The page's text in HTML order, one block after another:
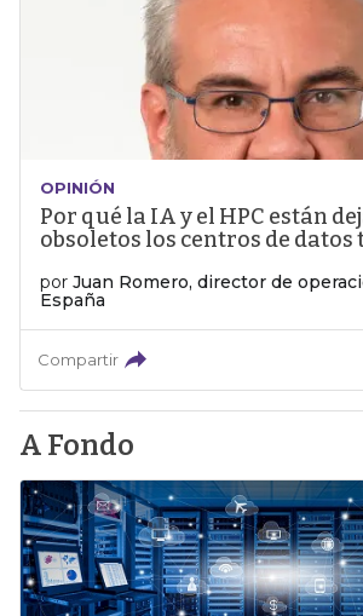
OPINIÓN
Por qué la IA y el HPC están
obsoletos los centros de
por Juan Romero, director de
España
Compartir
A Fondo